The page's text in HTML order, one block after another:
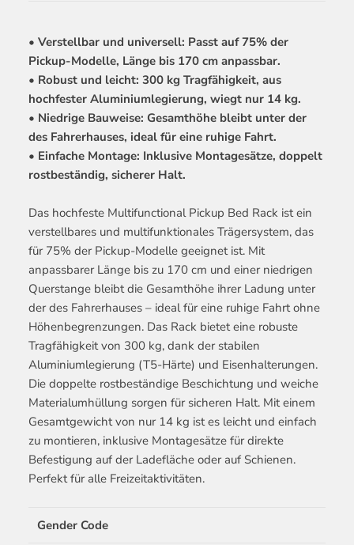
• Verstellbar und universell: Passt auf 75% der
Pickup-Modelle, Länge bis 170 cm anpassbar.
• Robust und leicht: 300 kg Tragfähigkeit, aus
hochfester Aluminiumlegierung, wiegt nur 14 kg.
• Niedrige Bauweise: Gesamthöhe bleibt unter der
des Fahrerhauses, ideal für eine ruhige Fahrt.
• Einfache Montage: Inklusive Montagesätze, doppelt
rostbeständig, sicherer Halt.
Das hochfeste Multifunctional Pickup Bed Rack ist ein
verstellbares und multifunktionales Trägersystem, das
für 75% der Pickup-Modelle geeignet ist. Mit
anpassbarer Länge bis zu 170 cm und einer niedrigen
Querstange bleibt die Gesamthöhe ihrer Ladung unter
der des Fahrerhauses – ideal für eine ruhige Fahrt ohne
Höhenbegrenzungen. Das Rack bietet eine robuste
Tragfähigkeit von 300 kg, dank der stabilen
Aluminiumlegierung (T5-Härte) und Eisenhalterungen.
Die doppelte rostbeständige Beschichtung und weiche
Materialumhüllung sorgen für sicheren Halt. Mit einem
Gesamtgewicht von nur 14 kg ist es leicht und einfach
zu montieren, inklusive Montagesätze für direkte
Befestigung auf der Ladefläche oder auf Schienen.
Perfekt für alle Freizeitaktivitäten.
Gender Code